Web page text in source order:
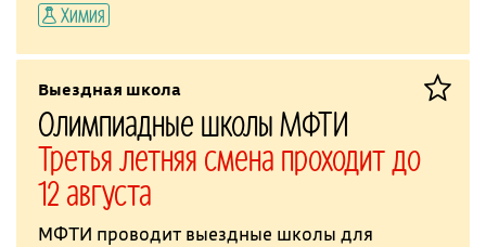
Химия
Выездная школа
Олимпиадные школы МФТИ
Третья летняя смена проходит до
12 августа
МФТИ проводит выездные школы для